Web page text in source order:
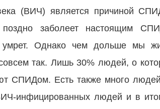
(ВИЧ) является причиной
заболеет настоящим
умрет. Однако чем дольше мы
так. Лишь 30% людей, о
СПИДом. Есть также много
инфицированных людей и в